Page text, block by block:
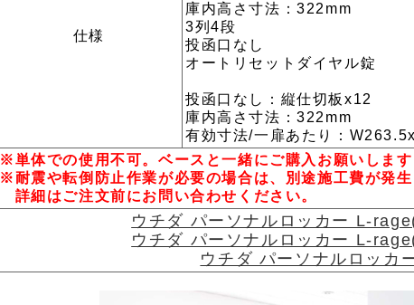
仕様
庫内高さ寸法：322mm
3列4段
投函口なし
オートリセットダイヤル錠
投函口なし：縦仕切板x12
庫内高さ寸法：322mm
有効寸法/一扉あたり：
※単体での使用不可。ベースと一緒にご購入お願いします
※耐震や転倒防止作業が必要の場合は、別途施工費が発生
詳細はご注文前にお問い合わせください。
ウチダ パーソナルロッカー L-
ウチダ パーソナルロッカー L-
ウチダ パーソナルロッカ